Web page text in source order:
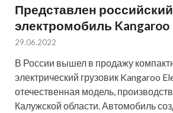
Представлен российский
электромобиль Kangaroo
29.06.2022
В России вышел в продажу
электрический грузовик Kangaroo
отечественная модель,
Калужской области. Автомобиль